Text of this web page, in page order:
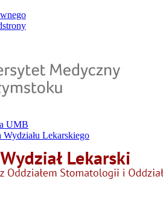
UMB
Wydziału Lekarskiego